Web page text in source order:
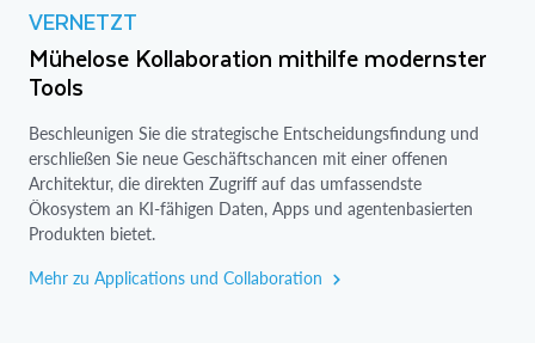
VERNETZT
Mühelose Kollaboration mithilfe modernster
Tools
Beschleunigen Sie die strategische Entscheidungsfindung und
erschließen Sie neue Geschäftschancen mit einer offenen
Architektur, die direkten Zugriff auf das umfassendste
Ökosystem an KI-fähigen Daten, Apps und agentenbasierten
Produkten bietet.
Mehr zu Applications und Collaboration